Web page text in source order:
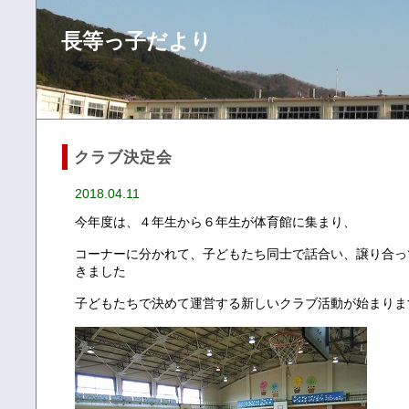
長等っ子だより
クラブ決定会
2018.04.11
今年度は、４年生から６年生が体育館に集まり、
コーナーに分かれて、子どもたち同士で話合い、譲り合
きました
子どもたちで決めて運営する新しいクラブ活動が始まり